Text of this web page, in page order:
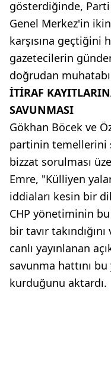
gösterdiğinde, Parti
Genel Merkez'in
karşısına geçtiğini
gazetecilerin
doğrudan
İTİRAF
SAVUNMASI
Gökhan Böcek ve
partinin temellerini
bizzat sorulması
Emre, "Külliyen
iddiaları kesin bir
CHP yönetiminin
bir tavır
canlı yayınlanan
savunma hattını
kurduğunu aktardı.